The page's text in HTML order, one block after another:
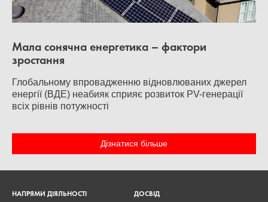
Мала сонячна енергетика – фактори
зростання
Глобальному впровадженню відновлюваних джерел
енергії (ВДЕ) неабияк сприяє розвиток PV-генерації
всіх рівнів потужності
Дізнатися більше
НАПРЯМИ ДІЯЛЬНОСТІ ДОСВІД